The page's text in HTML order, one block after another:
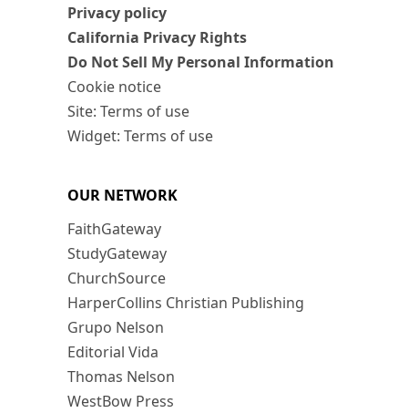
Privacy policy
California Privacy Rights
Do Not Sell My Personal Information
Cookie notice
Site: Terms of use
Widget: Terms of use
OUR NETWORK
FaithGateway
StudyGateway
ChurchSource
HarperCollins Christian Publishing
Grupo Nelson
Editorial Vida
Thomas Nelson
WestBow Press